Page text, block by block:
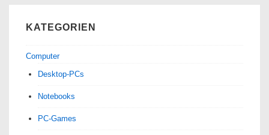
KATEGORIEN
Computer
Desktop-PCs
Notebooks
PC-Games